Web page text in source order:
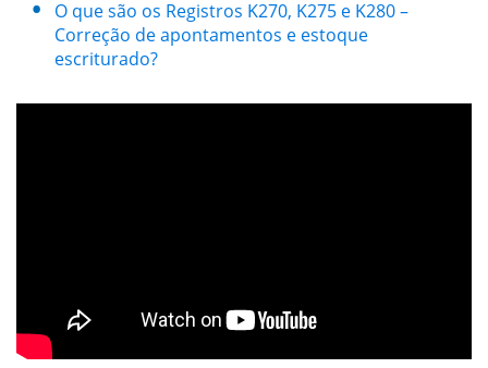
O que são os Registros K270, K275 e K280 –
Correção de apontamentos e estoque
escriturado?